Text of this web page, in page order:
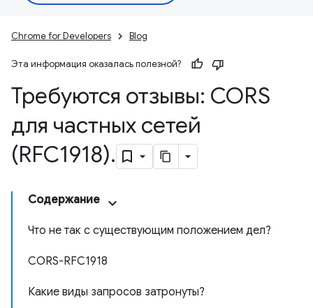
Chrome for Developers Blog
Эта информация оказалась полезной?
Требуются отзывы: CORS
для частных сетей
(RFC1918).
Содержание
Что не так с существующим положением дел?
CORS-RFC1918
Какие виды запросов затронуты?